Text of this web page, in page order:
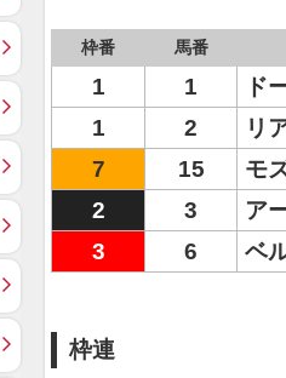
枠番 馬番
1 1 ド
1
2 リ
7
15 モ
2
3 ア
3
6 ベ
枠連